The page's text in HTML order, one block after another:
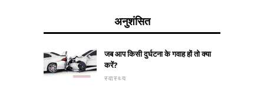
अनुशंसित
जब आप किसी दुर्घटना के गवाह हों तो क्या
करें?
स्वास्थ्य